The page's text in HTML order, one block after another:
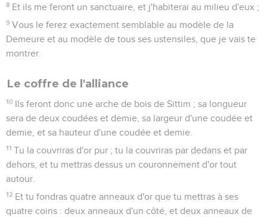
8 Et ils me feront un sanctuaire, et j'habiterai au milieu d'eux ;
9 Vous le ferez exactement semblable au modèle de la
Demeure et au modèle de tous ses ustensiles, que je vais te
montrer.
Le coffre de l'alliance
10 Ils feront donc une arche de bois de Sittim ; sa longueur
sera de deux coudées et demie, sa largeur d'une coudée et
demie, et sa hauteur d'une coudée et demie.
11 Tu la couvriras d'or pur ; tu la couvriras par dedans et par
dehors, et tu mettras dessus un couronnement d'or tout
autour.
12 Et tu fondras quatre anneaux d'or que tu mettras à ses
quatre coins : deux anneaux d'un côté, et deux anneaux de